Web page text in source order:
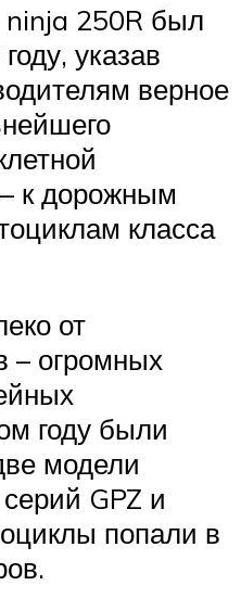
250R был
указав
верное
к дорожным
класса
от
– огромных
году были
модели
GPZ и
попали в